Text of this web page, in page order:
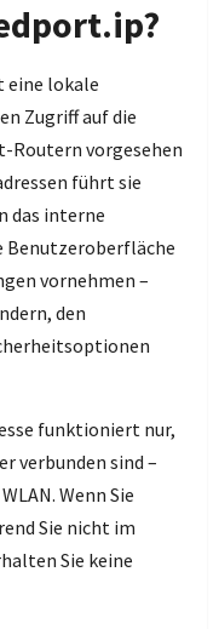
eine lokale
Zugriff auf die
Routern vorgesehen
führt sie
das interne
Benutzeroberfläche
vornehmen –
den
funktioniert nur,
verbunden sind –
Wenn Sie
Sie nicht im
Sie keine